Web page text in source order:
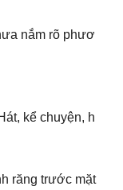
nắm rõ phươ
kể chuyện, h
răng trước mặt